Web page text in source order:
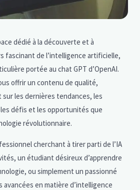
dédié à la découverte et à
fascinant de l’intelligence artificielle,
portée au chat GPT d’OpenAI.
offrir un contenu de qualité,
les dernières tendances, les
défis et les opportunités que
révolutionnaire.
cherchant à tirer parti de l’IA
un étudiant désireux d’apprendre
ou simplement un passionné
en matière d’intelligence